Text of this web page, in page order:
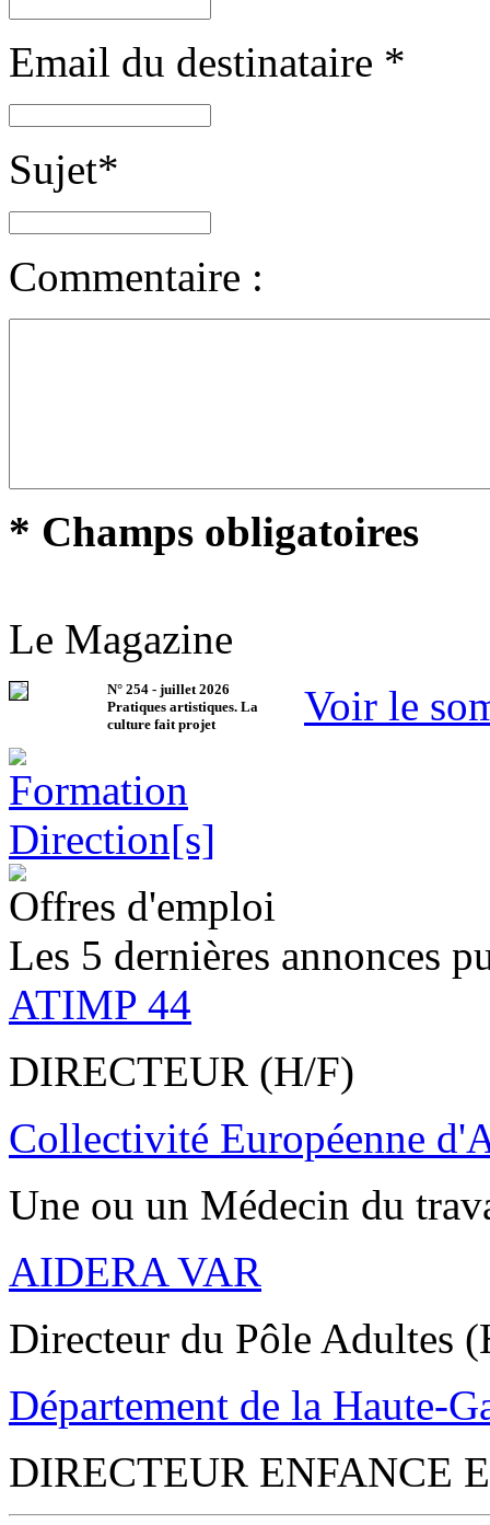
Email du destinataire *
Sujet*
Commentaire :
* Champs obligatoires
Le Magazine
N° 254 - juillet 2026
Pratiques artistiques. La
culture fait projet
Voir le
Offres d'emploi
Les 5 dernières annonces
ATIMP 44
DIRECTEUR (H/F)
Collectivité Européenne
Une ou un Médecin du
AIDERA VAR
Directeur du Pôle Adultes
Département de la Haute-
DIRECTEUR ENFANCE